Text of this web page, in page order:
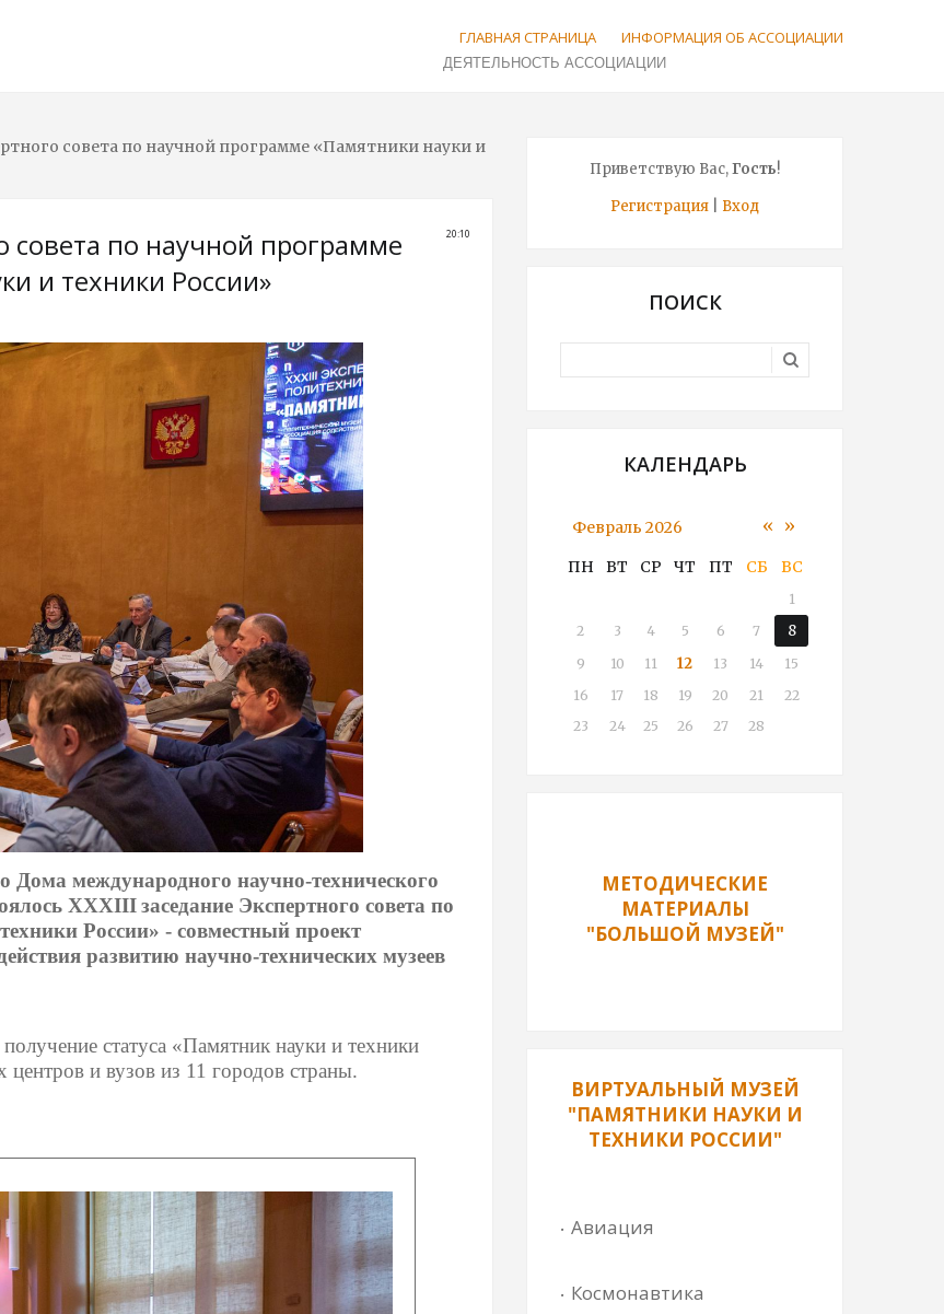
ГЛАВНАЯ СТРАНИЦА ИНФОРМАЦИЯ ОБ АССОЦИАЦИИ
совета по научной программе «Памятники науки и
20:10
совета по научной программе
и техники России»
Дома международного научно-технического
ХХХIIIзаседание Экспертного совета по
России» - совместный проект
развитию научно-технических музеев
статуса «Памятник науки и техники
и вузов из 11 городов страны.
Приветствую Вас,Гость!
Регистрация
Вход
ПОИСК
КАЛЕНДАРЬ
«
Февраль 2026 »
ПН ВТ СР ЧТ ПТ СБ ВС
1
2
3 4 5 6 7 8
9 10 11 12 13 14
15
16
17 18 19 20 21
22
23
24 25 26 27 28
МЕТОДИЧЕСКИЕ
МАТЕРИАЛЫ
"БОЛЬШОЙ МУЗЕЙ"
ВИРТУАЛЬНЫЙ МУЗЕЙ
"ПАМЯТНИКИ НАУКИ И
ТЕХНИКИ РОССИИ"
Авиация
Космонавтика